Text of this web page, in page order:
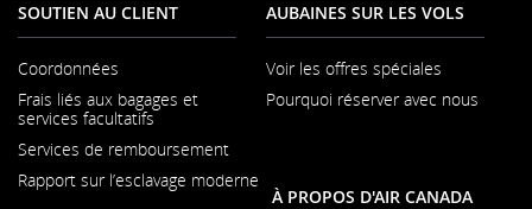
SOUTIEN AU CLIENT
Coordonnées
dans
une
nouvelle
fenêtre
Frais liés aux bagages et
services facultatifs
Services de remboursement
Rapport sur l’esclavage moderne
AUBAINES SUR LES VOLS
Voir les offres spéciales
Pourquoi réserver avec nous
À PROPOS D'AIR CANADA